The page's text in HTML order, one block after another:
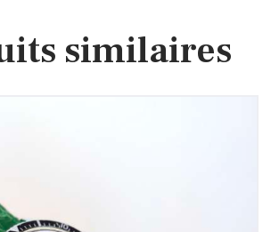
similaires